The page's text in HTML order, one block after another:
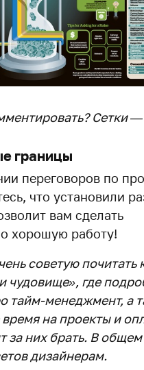
Сетки
границы
переговоров по
что установили
вам сделать
хорошую работу!
советую почитать
чудовище», где
тайм-менеджмент, а
на проекты и
за них брать. В
дизайнерам.